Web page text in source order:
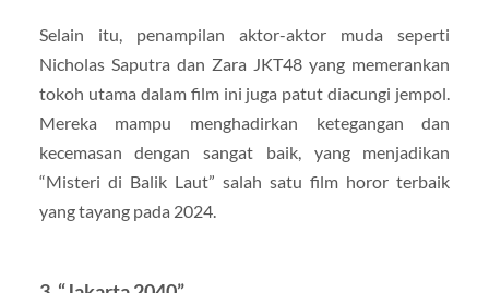
Selain itu, penampilan aktor-aktor muda seperti
Nicholas Saputra dan Zara JKT48 yang memerankan
tokoh utama dalam film ini juga patut diacungi jempol.
Mereka mampu menghadirkan ketegangan dan
kecemasan dengan sangat baik, yang menjadikan
“Misteri di Balik Laut” salah satu film horor terbaik
yang tayang pada 2024.